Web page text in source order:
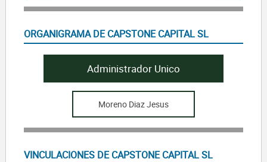
ORGANIGRAMA DE CAPSTONE CAPITAL SL
Administrador Unico
Moreno Diaz Jesus
VINCULACIONES DE CAPSTONE CAPITAL SL